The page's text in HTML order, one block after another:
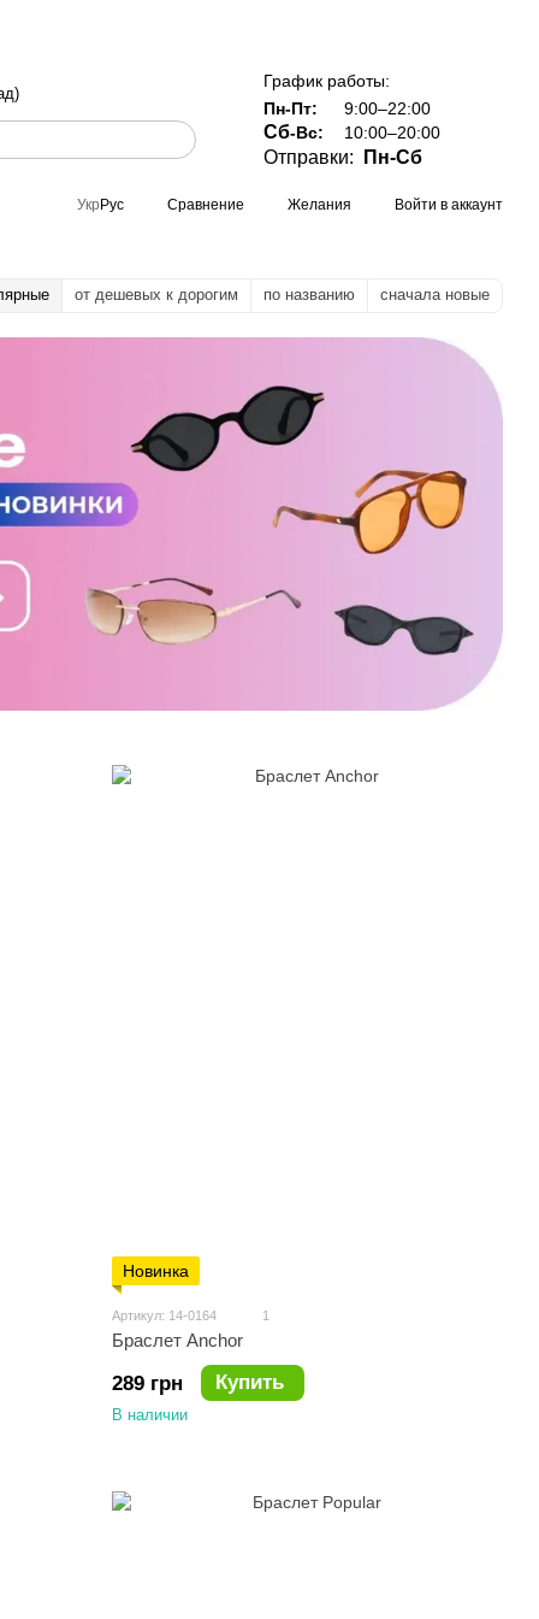
График работы:
Пн-Пт:
9:00–22:00
Сб-Вс: 10:00–20:00
Отправки: Пн-Сб
Укр Рус Сравнение Желания Войти в аккаунт
от дешевых к дорогим по названию сначала новые
Новинка
Артикул: 14-0164 1
Браслет Anchor
289 грн Купить
В наличии